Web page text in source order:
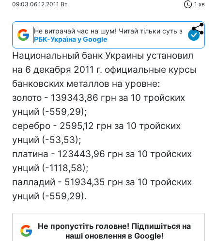
09:03 06.12.2011 Вт 1 хв
Не витрачай час на шум! Читай тільки суть з
РБК-Україна у Google
Национальный банк Украины установил
на 6 декабря 2011 г. официальные курсы
банковских металлов на уровне:
золото - 139343,86 грн за 10 тройских
унций (-559,29);
серебро - 2595,12 грн за 10 тройских
унций (-53,53);
платина - 123443,96 грн за 10 тройских
унций (-1118,58);
палладий - 51934,35 грн за 10 тройских
унций (-559,29).
Не пропустіть головне! Підпишіться на
наші оновлення в Google!